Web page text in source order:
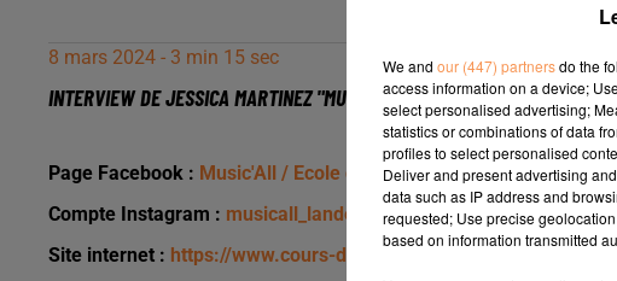
8 mars 2024 - 3 min 15 sec
INTERVIEW DE JESSICA MARTINEZ "MUSIC HALL TALENT CONTEST, À
Page Facebook : Music'All / Ecole des arts de la scène
Compte Instagram : musicall_landes
Site internet : https://www.cours-de-chant.com/
We and our (447) partnersdo the
access information on a device;
select personalised advertising;
statistics or combinations of data
profiles to select personalised
Deliver and present advertising
data such as IP address and
requested; Use precise
based on information transmitted